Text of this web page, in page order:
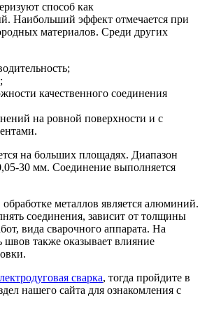
способ как
Наибольший эффект отмечается при
материалов. Среди других
качественного соединения
на ровной поверхности и с
на больших площадях. Диапазон
30 мм. Соединение выполняется
металлов является алюминий.
соединения, зависит от толщины
вида сварочного аппарата. На
швов также оказывает влияние
сварка, тогда пройдите в
нашего сайта для ознакомления с